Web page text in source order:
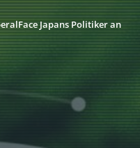
Japans Politiker an